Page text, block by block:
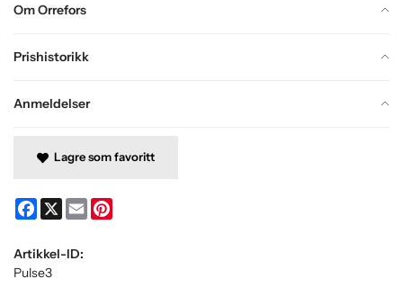
Om Orrefors
Prishistorikk
Anmeldelser
Lagre som favoritt
Facebook
X Email
Artikkel-ID:
Pulse3